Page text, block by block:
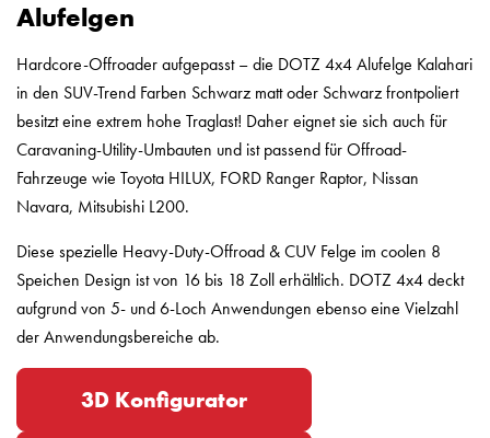
Alufelgen
Hardcore-Offroader aufgepasst – die DOTZ 4x4 Alufelge Kalahari
in den SUV-Trend Farben Schwarz matt oder Schwarz frontpoliert
besitzt eine extrem hohe Traglast! Daher eignet sie sich auch für
Caravaning-Utility-Umbauten und ist passend für Offroad-
Fahrzeuge wie Toyota HILUX, FORD Ranger Raptor, Nissan
Navara, Mitsubishi L200.
Diese spezielle Heavy-Duty-Offroad & CUV Felge im coolen 8
Speichen Design ist von 16 bis 18 Zoll erhältlich. DOTZ 4x4 deckt
aufgrund von 5- und 6-Loch Anwendungen ebenso eine Vielzahl
der Anwendungsbereiche ab.
3D Konfigurator